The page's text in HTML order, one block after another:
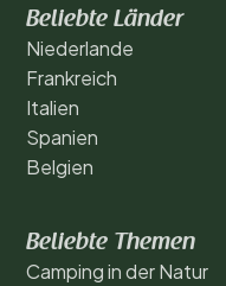
Beliebte Länder
Niederlande
Frankreich
Italien
Spanien
Belgien
Beliebte Themen
Camping in der Natur